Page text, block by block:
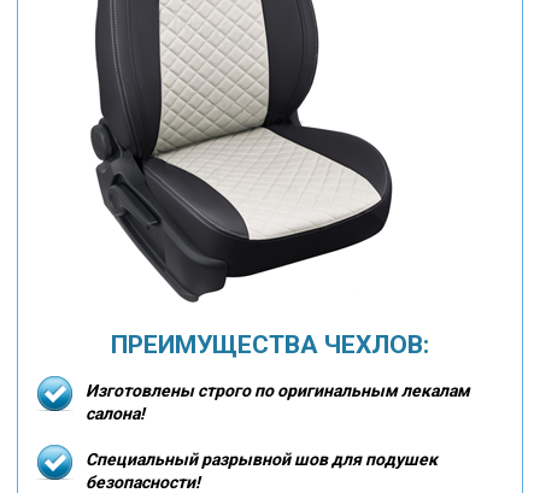
ПРЕИМУЩЕСТВА ЧЕХЛОВ:
Изготовлены строго по оригинальным лекалам
салона!
Специальный разрывной шов для подушек
безопасности!